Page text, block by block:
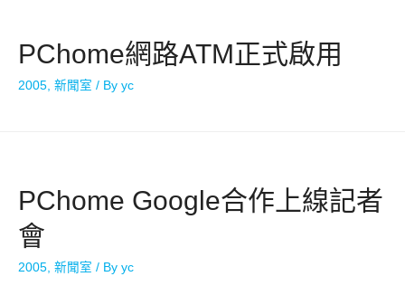
PChome網路ATM正式啟用
2005, 新聞室 / By yc
PChome Google合作上線記者
會
2005 新聞室 / By yc